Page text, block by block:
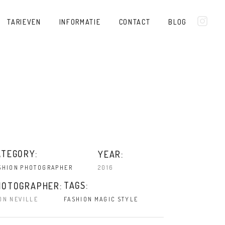
TARIEVEN INFORMATIE CONTACT BLOG
PHOTOGRAPHER
YEAR:
2016
NEVILLE
TAGS:
FASHION MAGIC STYLE